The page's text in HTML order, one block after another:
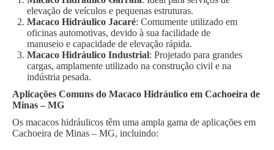
elevação de veículos e pequenas estruturas.
Macaco Hidráulico Jacaré: Comumente utilizado em
oficinas automotivas, devido à sua facilidade de
manuseio e capacidade de elevação rápida.
Macaco Hidráulico Industrial: Projetado para grandes
cargas, amplamente utilizado na construção civil e na
indústria pesada.
Aplicações Comuns do Macaco Hidráulico em Cachoeira de
Minas – MG
Os macacos hidráulicos têm uma ampla gama de aplicações em
Cachoeira de Minas – MG, incluindo: